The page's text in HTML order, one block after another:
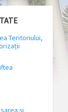
Teritoriului,
și